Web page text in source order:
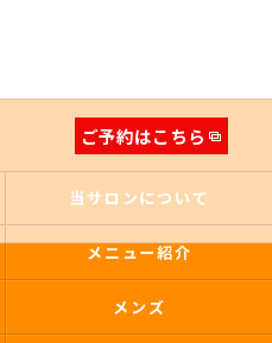
ご予約はこちら
当サロンについて
メニュー紹介
メンズ